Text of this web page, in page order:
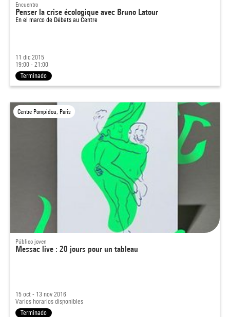
Encuentro
Penser la crise écologique avec Bruno Latour
En el marco de Débats au Centre
11 dic 2015
19:00 - 21:00
Terminado
Centre Pompidou, Paris
Público joven
Messac live : 20 jours pour un tableau
15 oct - 13 nov 2016
Varios horarios disponibles
Terminado